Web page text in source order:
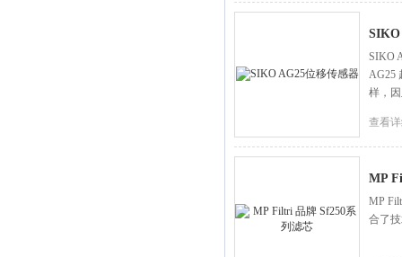
SIKO
SIKO
AG25
样，
查看
MP
MP
合了